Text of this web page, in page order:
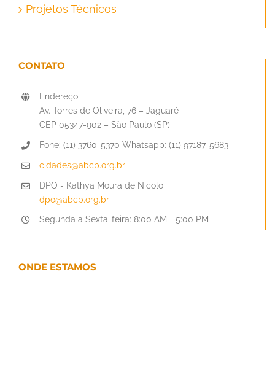
Projetos Técnicos
CONTATO
Endereço
Av. Torres de Oliveira, 76 – Jaguaré
CEP 05347-902 – São Paulo (SP)
Fone: (11) 3760-5370 Whatsapp: (11) 97187-5683
cidades@abcp.org.br
DPO - Kathya Moura de Nicolo
dpo@abcp.org.br
Segunda a Sexta-feira: 8:00 AM - 5:00 PM
ONDE ESTAMOS